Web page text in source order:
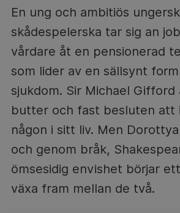
En ung och ambitiös ungersk
skådespelerska tar sig an
vårdare åt en pensionerad
som lider av en sällsynt
sjukdom. Sir Michael Gifford
butter och fast besluten att
någon i sitt liv. Men
och genom bråk,
ömsesidig envishet börjar
växa fram mellan de två.